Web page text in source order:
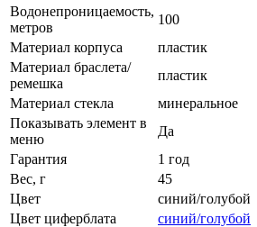
Водонепроницаемость,
метров
100
Материал корпуса
пластик
Материал браслета/
ремешка
пластик
Материал стекла
минеральное
Показывать элемент в
меню
Да
Гарантия
1 год
Вес, г
45
Цвет
синий/голубой
Цвет циферблата
синий/голубой